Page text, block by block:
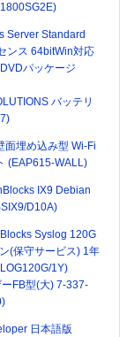
Server Standard
ンス 64bitWin対応
パッケージ
バッテリ
面埋め込み型 Wi-Fi
(EAP615-WALL)
IX9 Debian
D10A)
Syslog 120G
(保守サービス) 1年
1Y)
FB型(大) 7-337-
日本語版